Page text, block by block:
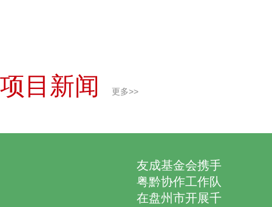
项目新闻 更多>>
友成基金会携手
粤黔协作工作队
在盘州市开展千